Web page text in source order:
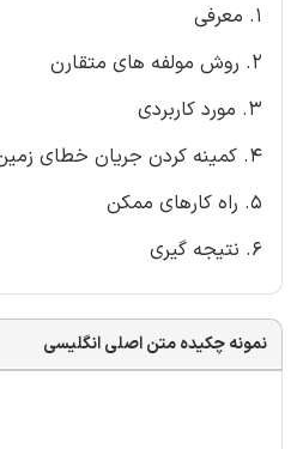
1. معرفی
2. روش مولفه های متقارن
3. مورد کاربردی
4. کمینه کردن جریان خطای زمین در (تنها) ترانسفورماتور
5. راه کارهای ممکن
6. نتیجه گیری
نمونه چکیده متن اصلی انگلیسی